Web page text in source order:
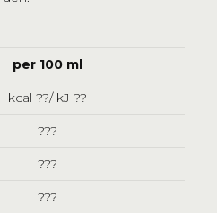
per 100 ml
kcal ??/ kJ ??
???
???
???